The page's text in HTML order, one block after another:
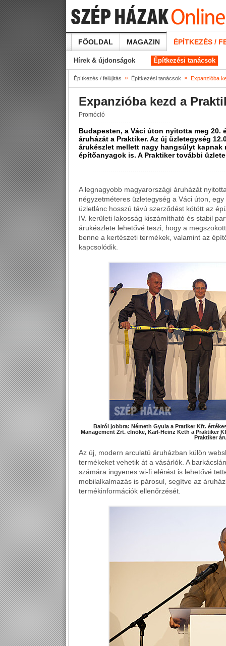
FŐOLDAL MAGAZIN ÉPÍTKEZÉS /
Hírek & újdonságok Építkezési tanácsok
Építkezés / felújítás » Építkezési tanácsok » Expanzióba
Expanzióba kezd a
Promóció
Budapesten, a Váci úton nyitotta meg 20.
áruházát a Praktiker. Az új üzletegység
árukészlet mellett nagy hangsúlyt kapnak
építőanyagok is. A Praktiker további
A legnagyobb magyarországi áruházát
négyzetméteres üzletegység a Váci úton,
üzletlánc hosszú távú szerződést kötött az
IV. kerületi lakosság kiszámítható és stabil
árukészlete lehetővé teszi, hogy a
benne a kertészeti termékek, valamint az
kapcsolódik.
Balról jobbra: Németh Gyula a Pratiker Kft.
Management Zrt. elnöke, Karl-Heinz Keth a Praktiker
Praktiker
Az új, modern arculatú áruházban külön
termékeket vehetik át a vásárlók. A
számára ingyenes wi-fi elérést is lehetővé
mobilalkalmazás is párosul, segítve az
termékinformációk ellenőrzését.